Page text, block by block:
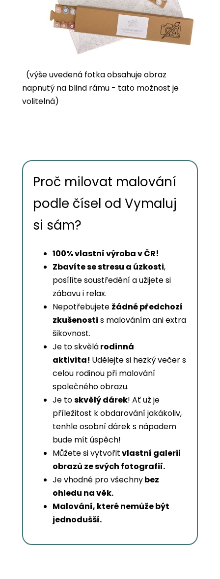
(výše uvedená fotka obsahuje obraz
napnutý na blind rámu - tato možnost je
volitelná)
Proč milovat malování
podle čísel od Vymaluj
si sám?
100% vlastní výroba v ČR!
Zbavíte se stresu a úzkosti,
posílíte soustředění a užijete si
zábavu i relax.
Nepotřebujete žádné předchozí
zkušenosti s malováním ani extra
šikovnost.
Je to skvělárodinná
aktivita! Udělejte si hezký večer s
celou rodinou při malování
společného obrazu.
Je toskvělý dárek! Ať už je
příležitost k obdarování jakákoliv,
tenhle osobní dárek s nápadem
bude mít úspěch!
Můžete si vytvořitvlastní galerii
obrazů ze svých fotografií.
Je vhodné pro všechnybez
ohledu na věk.
Malování, které nemůže být
jednodušší.